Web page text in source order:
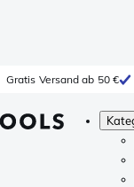
Gratis Versand ab 50 €